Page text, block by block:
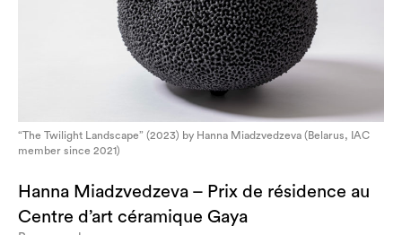
“The Twilight Landscape” (2023) by Hanna Miadzvedzeva (Belarus, IAC
member since 2021)
Hanna Miadzvedzeva – Prix de résidence au
Centre d’art céramique Gaya